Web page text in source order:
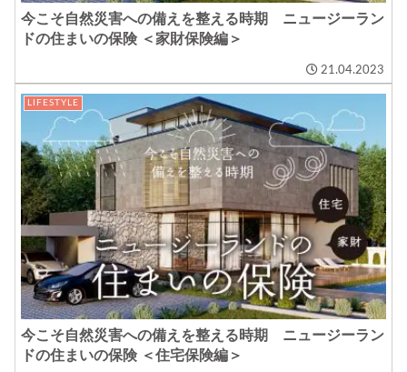
今こそ自然災害への備えを整える時期 ニュージーラン
ドの住まいの保険 ＜家財保険編＞
21.04.2023
LIFESTYLE
今こそ自然災害への備えを整える時期 ニュージーラン
ドの住まいの保険 ＜住宅保険編＞